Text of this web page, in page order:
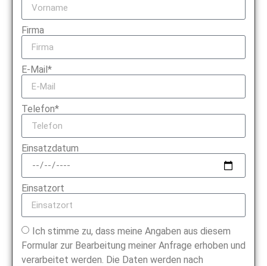
Firma
E-Mail*
Telefon*
Einsatzdatum
Einsatzort
Ich stimme zu, dass meine Angaben aus diesem
Formular zur Bearbeitung meiner Anfrage erhoben und
verarbeitet werden. Die Daten werden nach